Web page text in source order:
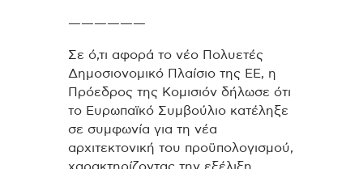
——————
Σε ό,τι αφορά το νέο Πολυετές
Δημοσιονομικό Πλαίσιο της ΕΕ, η
Πρόεδρος της Κομισιόν δήλωσε ότι
το Ευρωπαϊκό Συμβούλιο κατέληξε
σε συμφωνία για τη νέα
αρχιτεκτονική του προϋπολογισμού,